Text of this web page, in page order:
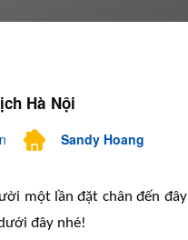
Hà Nội
Sandy Hoang
một lần đặt chân đến
đây nhé!